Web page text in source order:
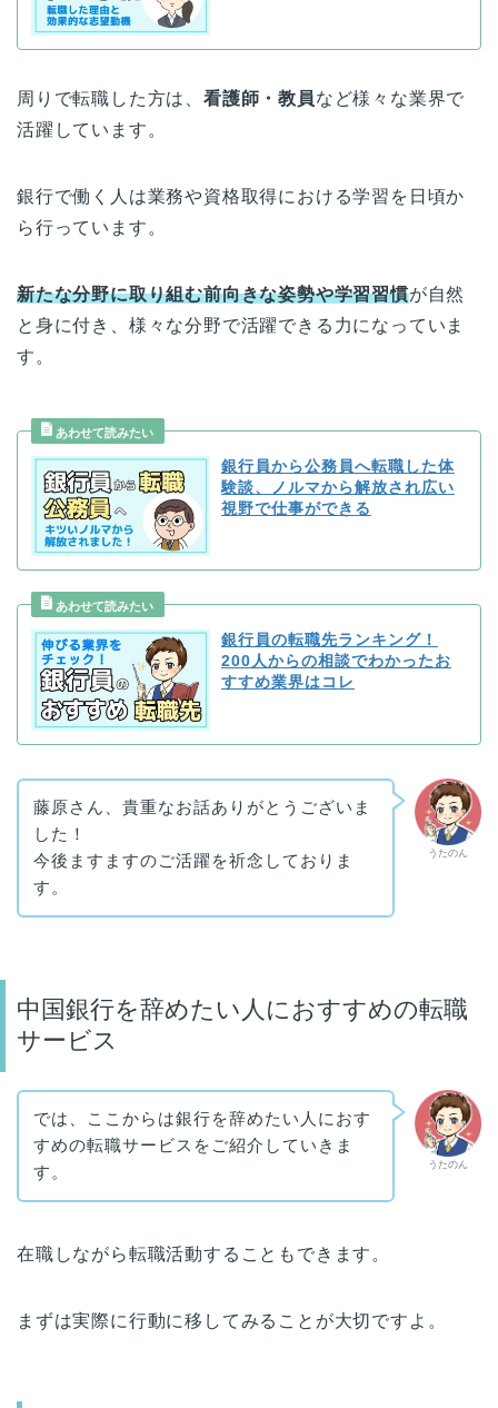
周りで転職した方は、 看護師・教員など様々な業界で
活躍しています。
銀行で働く人は業務や資格取得における学習を日頃か
ら行っています。
新たな分野に取り組む前向きな姿勢や学習習慣が自然
と身に付き、様々な分野で活躍できる力になっていま
す。
銀行員から公務員へ転職した体
験談、ノルマから解放され広い
視野で仕事ができる
銀行員の転職先ランキング！
200人からの相談でわかったお
すすめ業界はコレ
うたのん
藤原さん、貴重なお話ありがとうございま
した！
今後ますますのご活躍を祈念しておりま
す。
中国銀行を辞めたい人におすすめの転職
サービス
うたのん
では、ここからは銀行を辞めたい人におす
すめの転職サービスをご紹介していきま
す。
在職しながら転職活動することもできます。
まずは実際に行動に移してみることが大切ですよ。